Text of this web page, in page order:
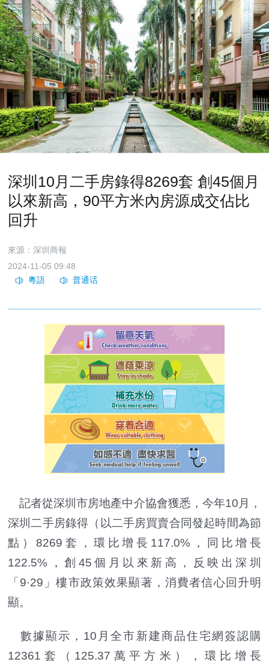
深圳10月二手房錄得8269套 創45個月
以來新高，90平方米內房源成交佔比
回升
來源：深圳商報
2024-11-05 09:48
記者從深圳市房地產中介協會獲悉，今年10月，
深圳二手房錄得（以二手房買賣合同發起時間為節
點）8269套，環比增長117.0%，同比增長
122.5%，創45個月以來新高，反映出深圳
「9·29」樓市政策效果顯著，消費者信心回升明
顯。
數據顯示，10月全市新建商品住宅網簽認購
12361套（125.37萬平方米），環比增長